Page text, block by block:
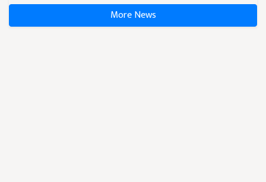
More News